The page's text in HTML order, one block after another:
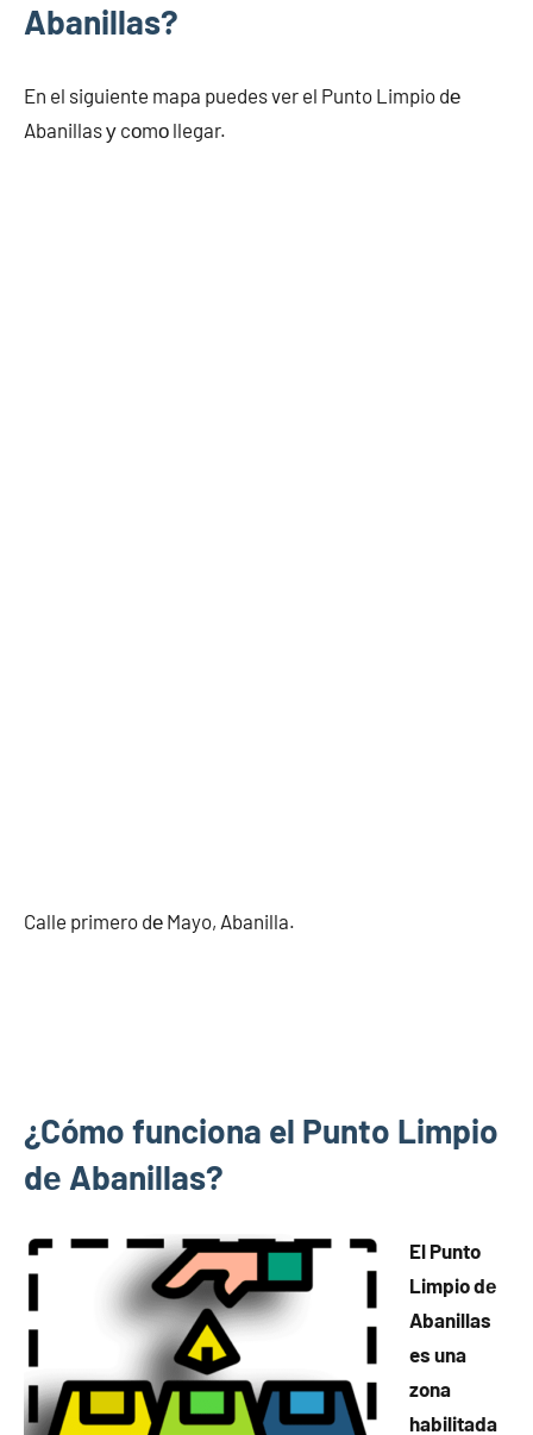
Abanillas?
En el siguiente mapa puedes ver el Punto Limpio dе
Abanillas у cοmο llegar.
Calle primero dе Mayo, Abanilla.
¿Cómo funciona el Punto Limpio
dе Abanillas?
El Punto
Limpio dе
Abanillas
es una
zona
habilitada